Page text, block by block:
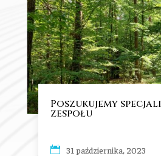
Poszukujemy
zespołu
31 października, 2023